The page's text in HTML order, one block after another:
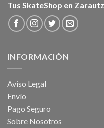
Tus SkateShop en Zarautz
INFORMACIÓN
Aviso Legal
Envío
Pago Seguro
Sobre Nosotros